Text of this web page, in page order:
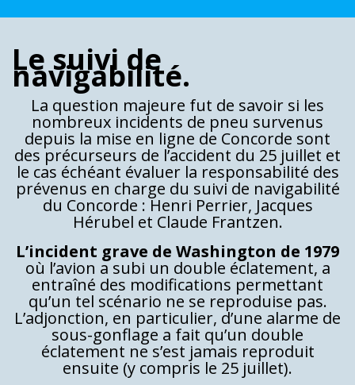
Le suivi de
navigabilité.
La question majeure fut de savoir si les
nombreux incidents de pneu survenus
depuis la mise en ligne de Concorde sont
des précurseurs de l’accident du 25 juillet et
le cas échéant évaluer la responsabilité des
prévenus en charge du suivi de navigabilité
du Concorde : Henri Perrier, Jacques
Hérubel et Claude Frantzen.
L’incident grave de Washington de 1979
où l’avion a subi un double éclatement, a
entraîné des modifications permettant
qu’un tel scénario ne se reproduise pas.
L’adjonction, en particulier, d’une alarme de
sous-gonflage a fait qu’un double
éclatement ne s’est jamais reproduit
ensuite (y compris le 25 juillet).